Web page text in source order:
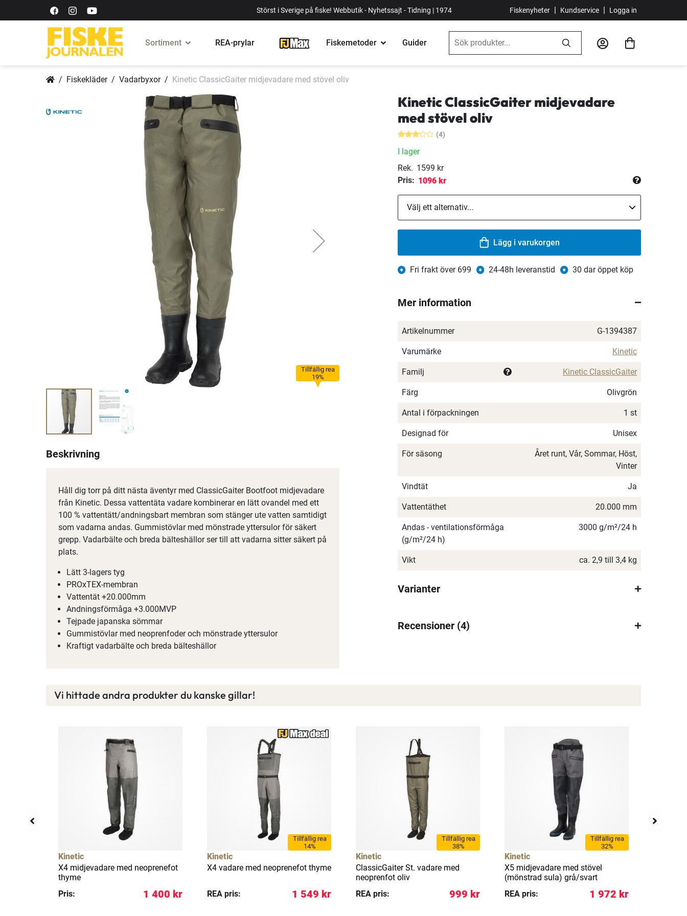
Störst i Sverige på fiske! Webbutik - Nyhetssajt - Tidning | 1974 Fiskenyheter | Kundservice | Logga in
Sortiment REA-prylar Fiskemetoder Guider
Fiskekläder Vadarbyxor Kinetic ClassicGaiter midjevadare med stövel oliv
Tillfällig rea
19%
Beskrivning
Håll dig torr på ditt nästa äventyr med ClassicGaiter Bootfoot midjevadare
från Kinetic. Dessa vattentäta vadare kombinerar en lätt ovandel med ett
100 % vattentätt/andningsbart membran som stänger ute vatten samtidigt
som vadarna andas. Gummistövlar med mönstrade yttersulor för säkert
grepp. Vadarbälte och breda bälteshällor ser till att vadarna sitter säkert på
plats.
Lätt 3-lagers tyg
PROxTEX-membran
Vattentät +20.000mm
Andningsförmåga +3.000MVP
Tejpade japanska sömmar
Gummistövlar med neoprenfoder och mönstrade yttersulor
Kraftigt vadarbälte och breda bälteshällor
Kinetic ClassicGaiter midjevadare
med stövel oliv
(4)
I lager
Rek. 1599 kr
Pris: 1096 kr
Lägg i varukorgen
Fri frakt över 699 24-48h leveranstid 30 dar öppet köp
Mer information
Artikelnummer G-1394387
Varumärke Kinetic
Familj Kinetic ClassicGaiter
Färg Olivgrön
Antal i förpackningen 1 st
Designad för Unisex
För säsong
Året runt, Vår, Sommar, Höst,
Vinter
Vindtät Ja
Vattentäthet 20.000 mm
Andas - ventilationsförmåga
(g/m²/24 h)
3000 g/m²/24 h
Vikt ca. 2,9 till 3,4 kg
Varianter
Recensioner 4
Vi hittade andra produkter du kanske gillar!
Kinetic
X4 midjevadare med neoprenefot
thyme
Pris:
1 400 kr
Tillfällig rea
14%
Kinetic
X4 vadare med neoprenefot thyme
REA pris: 1 549 kr
Tillfällig rea
38%
Kinetic
ClassicGaiter St. vadare med
neoprenfot oliv
REA pris:
999 kr
Tillfällig rea
32%
Kinetic
X5 midjevadare med stövel
(mönstrad sula) grå/svart
REA pris:
1 972 kr